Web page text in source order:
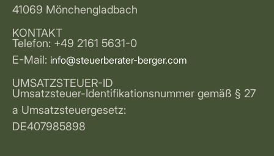
41069 Mönchengladbach
KONTAKT
Telefon: +49 2161 5631-0
E-Mail: info@steuerberater-berger.com
UMSATZSTEUER-ID
Umsatzsteuer-Identifikationsnummer gemäß § 27
a Umsatzsteuergesetz:
DE407985898